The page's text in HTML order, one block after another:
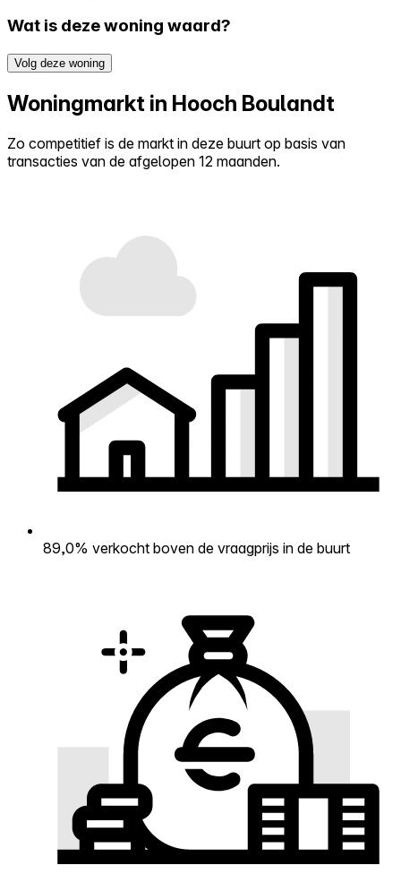
Wat is deze woning waard?
Volg deze woning
Woningmarkt in Hooch Boulandt
Zo competitief is de markt in deze buurt op basis van
transacties van de afgelopen 12 maanden.
89,0% verkocht boven de vraagprijs in de buurt